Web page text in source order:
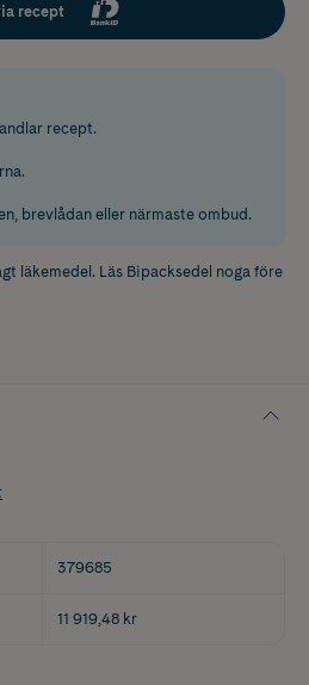
recept
recept.
brevlådan eller närmaste ombud.
läkemedel. Läs Bipacksedel noga före
379685
11 919,48 kr